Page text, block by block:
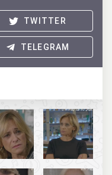
TWITTER
TELEGRAM